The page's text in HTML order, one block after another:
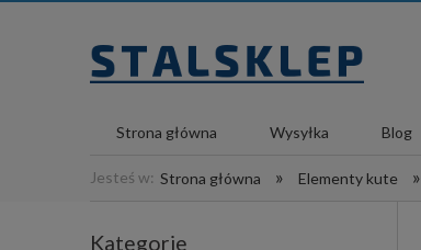
Strona główna Wysyłka Blog
Jesteś w: Strona główna » Elementy kute »
Kategorie